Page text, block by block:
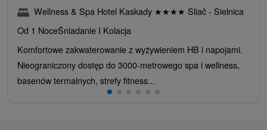
Wellness & Spa Hotel Kaskady ★★★★ Sliač - Sielnica
Od 1 NoceŚniadanie I Kolacja
Komfortowe zakwaterowanie z wyżywieniem HB i napojami.
Nieograniczony dostęp do 3000-metrowego spa i wellness,
basenów termalnych, strefy fitness...